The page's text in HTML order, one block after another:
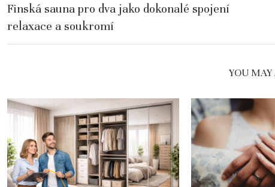
Finská sauna pro dva jako dokonalé spojení
relaxace a soukromí
YOU